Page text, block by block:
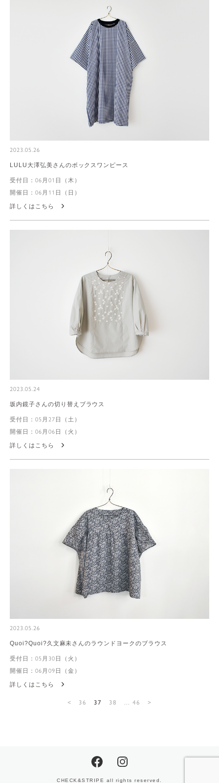
2023.05.26
LULU大澤弘美さんのボックスワンピース
受付日：06月01日（木）
開催日：06月11日（日）
詳しくはこちら
2023.05.24
坂内鏡子さんの切り替えブラウス
受付日：05月27日（土）
開催日：06月06日（火）
詳しくはこちら
2023.05.26
Quoi?Quoi?久文麻未さんのラウンドヨークのブラウス
受付日：05月30日（火）
開催日：06月09日（金）
詳しくはこちら
< 36 37 38 ... 46 >
CHECK&STRIPE all rights reserved.